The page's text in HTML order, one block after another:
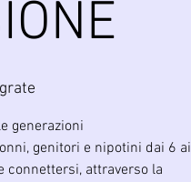
generazioni
genitori e nipotini dai 6 ai
connettersi, attraverso la